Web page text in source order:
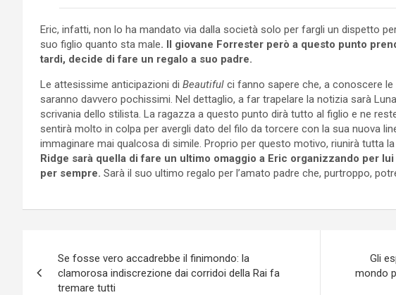
Eric, infatti, non lo ha mandato via dalla società solo per fargli un dispetto
suo figlio quanto sta male. Il giovane Forrester però a questo punto
tardi, decide di fare un regalo a suo padre.
Le attesissime anticipazioni di Beautiful ci fanno sapere che, a conoscere
saranno davvero pochissimi. Nel dettaglio, a far trapelare la notizia sarà
scrivania dello stilista. La ragazza a questo punto dirà tutto al figlio e ne
sentirà molto in colpa per avergli dato del filo da torcere con la sua nuova
immaginare mai qualcosa di simile. Proprio per questo motivo, riunirà tutta
Ridge sarà quella di fare un ultimo omaggio a Eric organizzando per
per sempre. Sarà il suo ultimo regalo per l’amato padre che, purtroppo,
articoli
Se fosse vero accadrebbe il finimondo: la
clamorosa indiscrezione dai corridoi della Rai fa
tremare tutti
Gli
mondo